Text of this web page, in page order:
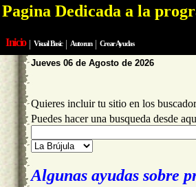
Pagina Dedicada a la
Inicio | Visual Basic | Autorun | Crear Ayudas
Jueves 06 de Agosto de 2026
Quieres incluir tu sitio en los
Puedes hacer una busqueda desde
Algunas ayudas sobre